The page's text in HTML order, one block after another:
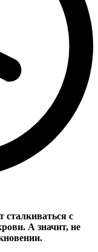
сталкиваться с
А значит, не